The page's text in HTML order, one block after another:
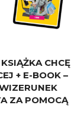
CHCĘ
+ E-BOOK –
ZA POMOCĄ